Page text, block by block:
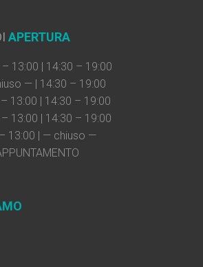
APERTURA
– 13:00 | 14:30 – 19:00
— | 14:30 – 19:00
13:00 | 14:30 – 19:00
13:00 | 14:30 – 19:00
13:00 | — chiuso —